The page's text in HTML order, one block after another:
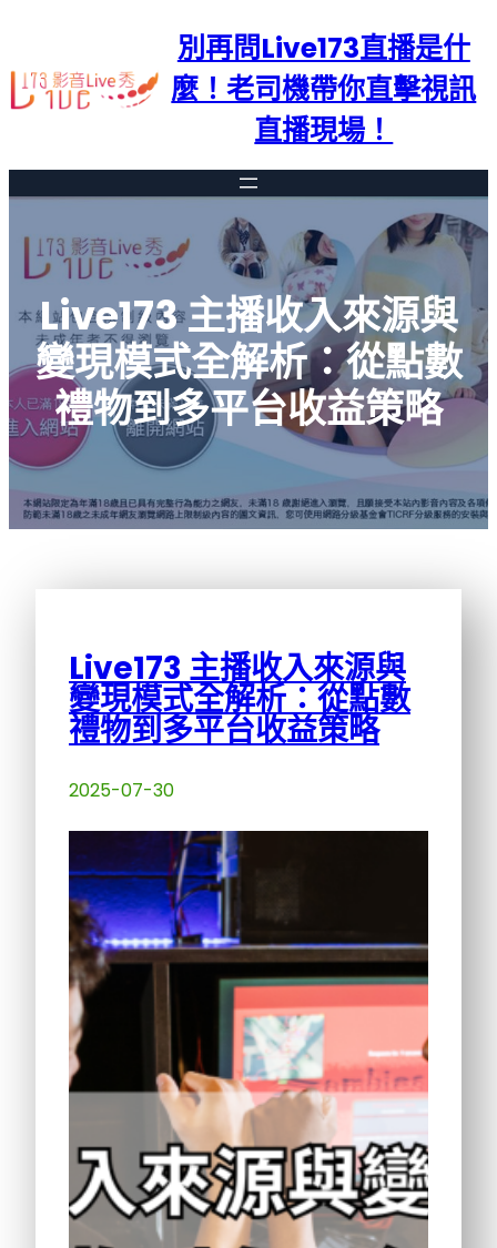
主
要
別再問Live173直播是什
麼！老司機帶你直擊視訊
直播現場！
Live173 主播收入來源與
變現模式全解析：從點數
禮物到多平台收益策略
Live173 主播收入來源與
變現模式全解析：從點數
禮物到多平台收益策略
2025-07-30